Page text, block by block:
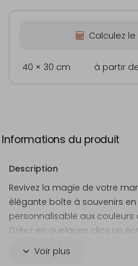
Calculez
40 × 30 cm à partir
Informations du produit
Description
Revivez la magie de votre
élégante boîte à souvenirs
personnalisable aux couleurs
Créez en quelques clics un
notre éditeur en ligne, parfait
souvenirs les plus précieux.
Voir plus